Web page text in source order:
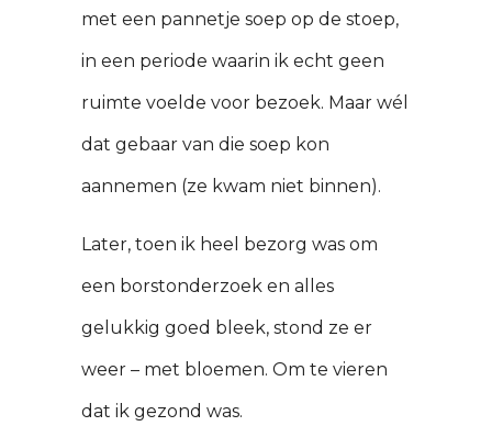
met een pannetje soep op de stoep,
in een periode waarin ik echt geen
ruimte voelde voor bezoek. Maar wél
dat gebaar van die soep kon
aannemen (ze kwam niet binnen).
Later, toen ik heel bezorg was om
een borstonderzoek en alles
gelukkig goed bleek, stond ze er
weer – met bloemen. Om te vieren
dat ik gezond was.